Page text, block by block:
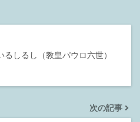
るしるし（教皇パウロ六世）
次の記事